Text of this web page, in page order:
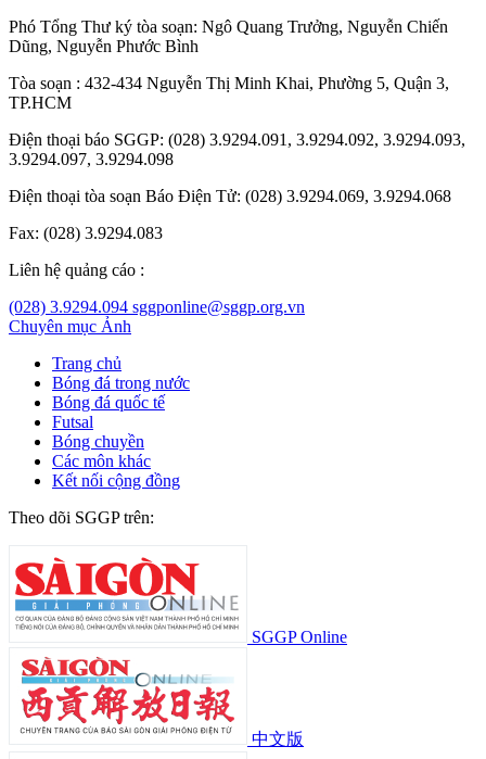
Phó Tổng Thư ký tòa soạn: Ngô Quang Trưởng, Nguyễn Chiến
Dũng, Nguyễn Phước Bình
Tòa soạn : 432-434 Nguyễn Thị Minh Khai, Phường 5, Quận 3,
TP.HCM
Điện thoại báo SGGP: (028) 3.9294.091, 3.9294.092, 3.9294.093,
3.9294.097, 3.9294.098
Điện thoại tòa soạn Báo Điện Tử: (028) 3.9294.069, 3.9294.068
Fax: (028) 3.9294.083
Liên hệ quảng cáo :
(028) 3.9294.094 sggponline@sggp.org.vn
Chuyên mục Ảnh
Trang chủ
Bóng đá trong nước
Bóng đá quốc tế
Futsal
Bóng chuyền
Các môn khác
Kết nối cộng đồng
Theo dõi SGGP trên:
SGGP Online
中文版